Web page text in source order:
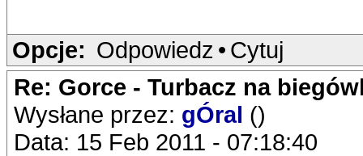
Opcje: Odpowiedz • Cytuj
Re: Gorce - Turbacz na
Wysłane przez: gÓral ()
Data: 15 Feb 2011 - 07:18:40